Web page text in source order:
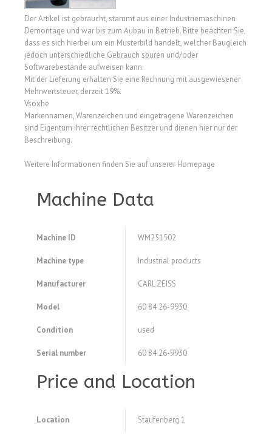
Der Artikel ist gebraucht, stammt aus einer Industriemaschinen
Demontage und war bis zum Aubau in Betrieb. Bitte beachten Sie,
dass es sich hierbei um ein Musterbild handelt, welcher Baugleich
jedoch unterschiedliche Gebrauch spuren und/oder
Softwarebestände aufweisen kann.
Mit der Lieferung erhalten Sie eine Rechnung mit ausgewiesener
Mehrwertsteuer, derzeit 19%.
Vsoxhe
Markennamen, Warenzeichen und eingetragene Warenzeichen
sind Eigentum ihrer rechtlichen Besitzer und dienen hier nur der
Beschreibung.
Weitere Informationen finden Sie auf unserer Homepage
Machine Data
Machine ID WM251502
Machine type Industrial products
Manufacturer CARL ZEISS
Model 60 84 26-9930
Condition used
Serial number 60 84 26-9930
Price and Location
Location Staufenberg 1